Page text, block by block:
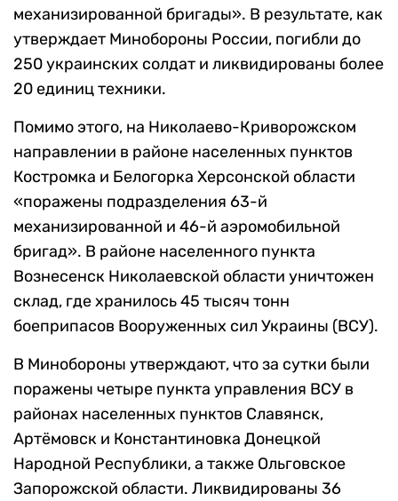
механизированной бригады». В результате, как
утверждает Минобороны России, погибли до
250 украинских солдат и ликвидированы более
20 единиц техники.
Помимо этого, на Николаево-Криворожском
направлении в районе населенных пунктов
Костромка и Белогорка Херсонской области
«поражены подразделения 63-й
механизированной и 46-й аэромобильной
бригад». В районе населенного пункта
Вознесенск Николаевской области уничтожен
склад, где хранилось 45 тысяч тонн
боеприпасов Вооруженных сил Украины (ВСУ).
В Минобороны утверждают, что за сутки были
поражены четыре пункта управления ВСУ в
районах населенных пунктов Славянск,
Артёмовск и Константиновка Донецкой
Народной Республики, а также Ольговское
Запорожской области. Ликвидированы 36